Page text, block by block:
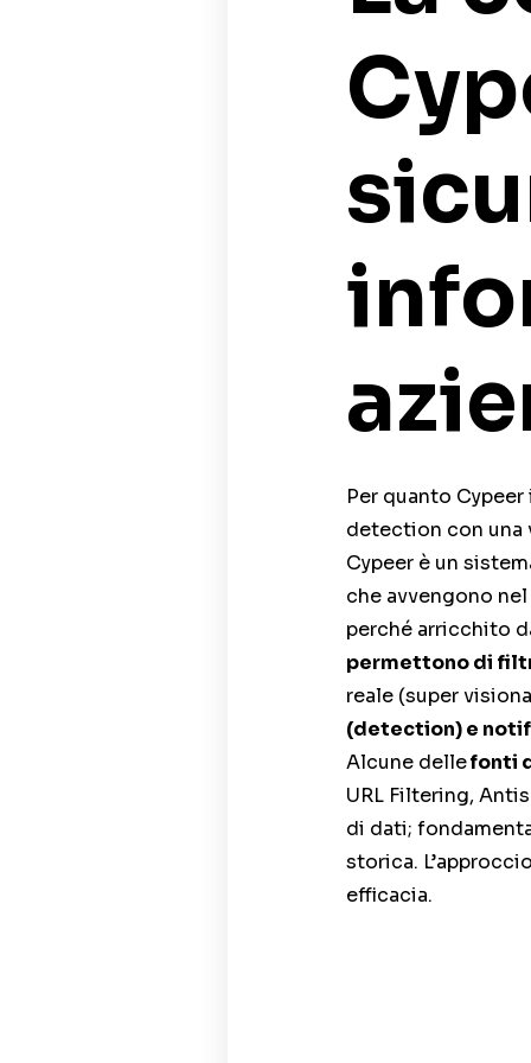
Per quanto
detection con una
Cypeer è un
che avvengono
perché arricchito
permettono di
reale (super
(detection) e
Alcune dellefonti
URL Filtering,
di dati;
storica.
efficacia.